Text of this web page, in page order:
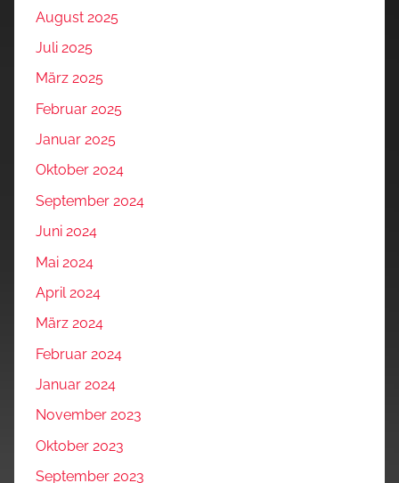
August 2025
Juli 2025
März 2025
Februar 2025
Januar 2025
Oktober 2024
September 2024
Juni 2024
Mai 2024
April 2024
März 2024
Februar 2024
Januar 2024
November 2023
Oktober 2023
September 2023